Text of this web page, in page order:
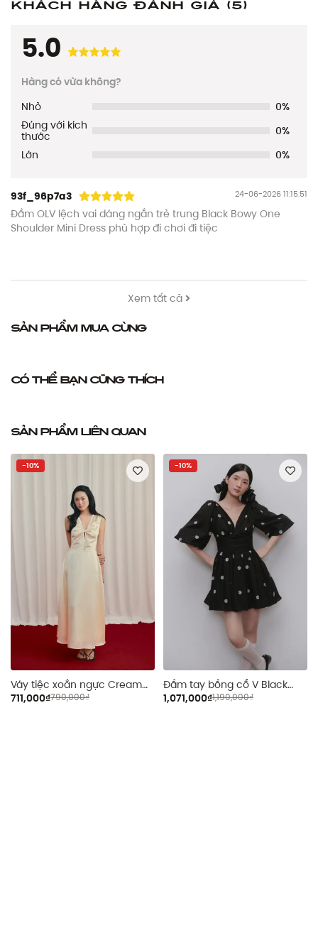
Khách hàng đánh giá (5)
5.0
Hàng có vừa không?
Nhỏ
0%
Đúng với kích
thước
0%
Lớn
0%
93f_96p7a3 24-06-2026 11:15:51
Đầm OLV lệch vai dáng ngắn trẻ trung Black Bowy One
Shoulder Mini Dress phù hợp đi chơi đi tiệc
Xem tất cả
Sản phẩm mua cùng
Có thể bạn cũng thích
Sản phẩm liên quan
-10%
Váy tiệc xoắn ngực Cream
Silky Twisted Dress
711,000₫790,000₫
-10%
Đầm tay bồng cổ V Black
Chiffon Floral V Neck Mini
1,071,000₫1,190,000₫